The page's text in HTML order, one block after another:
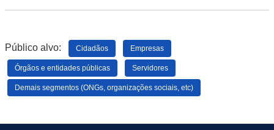
Público alvo: Cidadãos Empresas
Órgãos e entidades públicas Servidores
Demais segmentos (ONGs, organizações sociais, etc)